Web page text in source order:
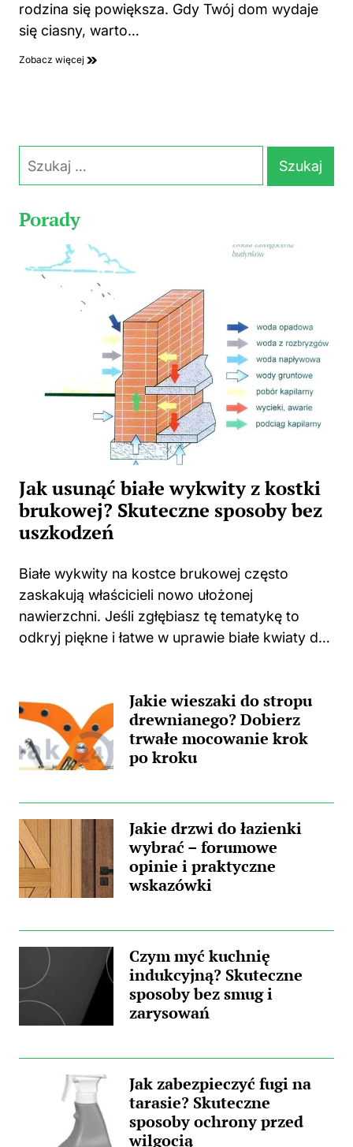
rodzina się powiększa. Gdy Twój dom wydaje
się ciasny, warto…
Zobacz więcej
Szukaj:
Porady
Jak usunąć białe wykwity z kostki
brukowej? Skuteczne sposoby bez
uszkodzeń
Białe wykwity na kostce brukowej często
zaskakują właścicieli nowo ułożonej
nawierzchni. Jeśli zgłębiasz tę tematykę to
odkryj piękne i łatwe w uprawie białe kwiaty do
położona kostka zaczyna...Jakie wieszaki do stropu
drewnianego? Dobierz
trwałe mocowanie krok
po kroku
Jakie drzwi do łazienki
wybrać – forumowe
opinie i praktyczne
wskazówki
Czym myć kuchnię
indukcyjną? Skuteczne
sposoby bez smug i
zarysowań
Jak zabezpieczyć fugi na
tarasie? Skuteczne
sposoby ochrony przed
wilgocią